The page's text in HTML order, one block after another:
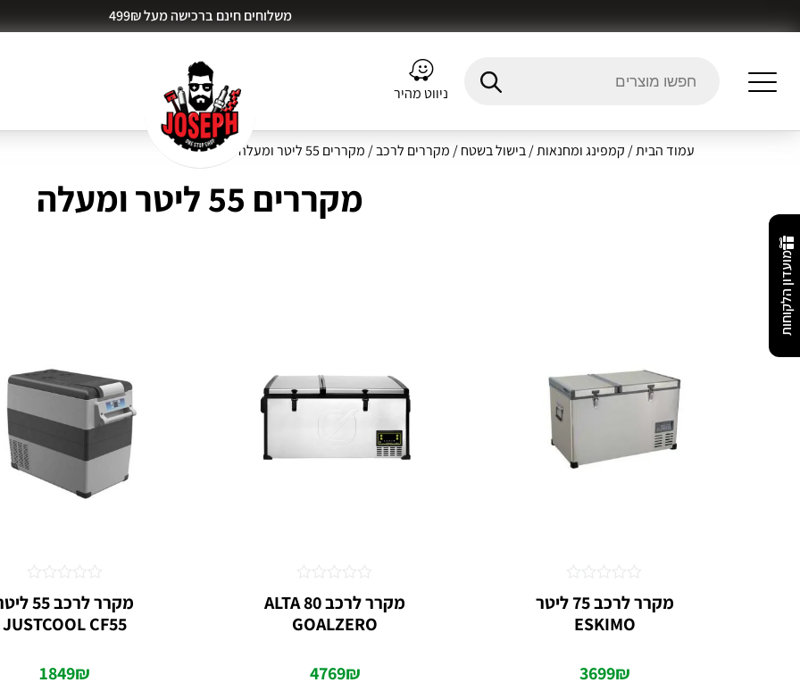
משלוחים חינם ברכישה מעל 499₪
ניווט מהיר
מועדון הלקוחות
עמוד הבית/ קמפינג ומחנאות/בישול בשטח/ מקררים לרכב/ מקררים 55 ליטר ומעלה
מקררים 55 ליטר ומעלה
מקרר לרכב 75 ליטר
ESKIMO
3699₪
דורג
0
מקרר לרכב ALTA 80
GOALZERO
4769₪
0
מתוך
מקרר לרכב 55
JUSTCOOL CF55
1849₪
דורג
0
מתוך